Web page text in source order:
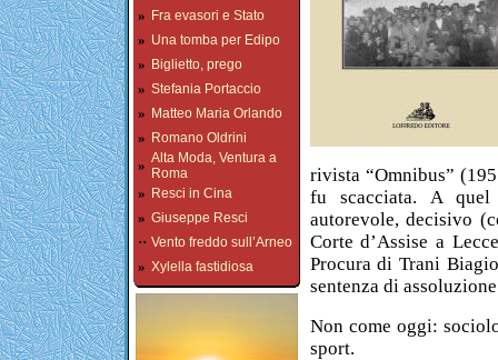
» Fra evasori e Stato
» Una tomba per Edipo
» Biglietto, prego
» Stefania Portaccio
» Matteo Maria Orlando
» Romano Oldrini
» Alta Moda, Ventura a
Roma
» Resci in Cina
» Giuseppe Resci
·· Vento freddo sull’Arneo
» Xylella fastidiosa
rivista “Omnibus”
fu scacciata. A
autorevole, decisivo
Corte d’Assise a
Procura di Trani
sentenza di
Non come oggi:
sport.